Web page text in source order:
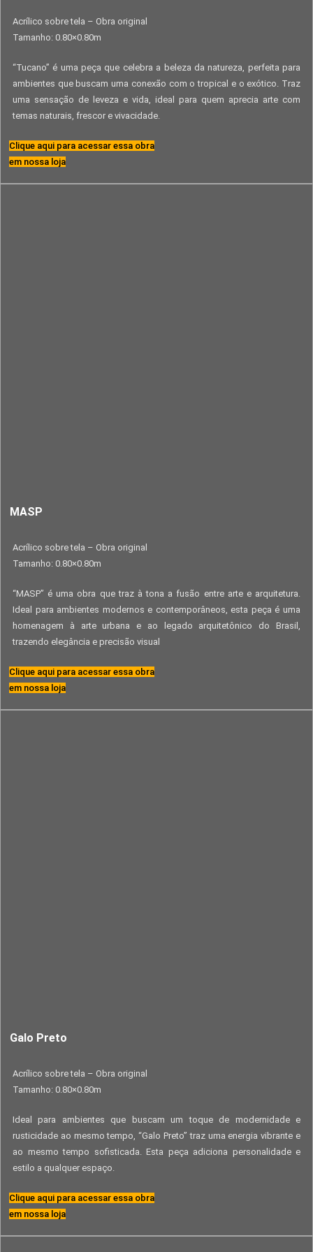
Acrílico sobre tela – Obra original
Tamanho: 0.80×0.80m
“Tucano” é uma peça que celebra a beleza da natureza, perfeita para
ambientes que buscam uma conexão com o tropical e o exótico. Traz
uma sensação de leveza e vida, ideal para quem aprecia arte com
temas naturais, frescor e vivacidade.
Clique aqui para acessar essa obra
em nossa loja
MASP
Acrílico sobre tela – Obra original
Tamanho: 0.80×0.80m
“MASP” é uma obra que traz à tona a fusão entre arte e arquitetura.
Ideal para ambientes modernos e contemporâneos, esta peça é uma
homenagem à arte urbana e ao legado arquitetônico do Brasil,
trazendo elegância e precisão visual
Clique aqui para acessar essa obra
em nossa loja
Galo Preto
Acrílico sobre tela – Obra original
Tamanho: 0.80×0.80m
Ideal para ambientes que buscam um toque de modernidade e
rusticidade ao mesmo tempo, “Galo Preto” traz uma energia vibrante e
ao mesmo tempo sofisticada. Esta peça adiciona personalidade e
estilo a qualquer espaço.
Clique aqui para acessar essa obra
em nossa loja